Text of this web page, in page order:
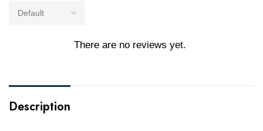
There are no reviews yet.
Description